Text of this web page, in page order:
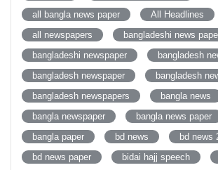
all bangla news paper
All Headlines
all newspapers
bangladeshi news
bangladeshi newspaper
bangladesh
bangladesh newspaper
bangladesh
bangladesh newspapers
bangla news
bangla newspaper
bangla news paper
bangla paper
bd news
bd news
bd news paper
bidai hajj speech